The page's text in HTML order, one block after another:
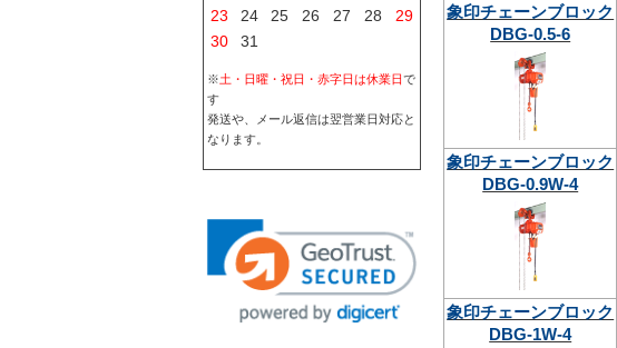
23
24 25 26 27 28
29
30
31
※土・日曜・祝日・赤字日は休業日で
す
発送や、メール返信は翌営業日対応と
なります。
象印チェーンブロック
DBG-0.5-6
象印チェーンブロック
DBG-0.9W-4
象印チェーンブロック
DBG-1W-4